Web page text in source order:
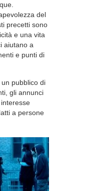
del
precetti sono
e una vita
aiutano a
e punti di
pubblico di
gli annunci
a persone